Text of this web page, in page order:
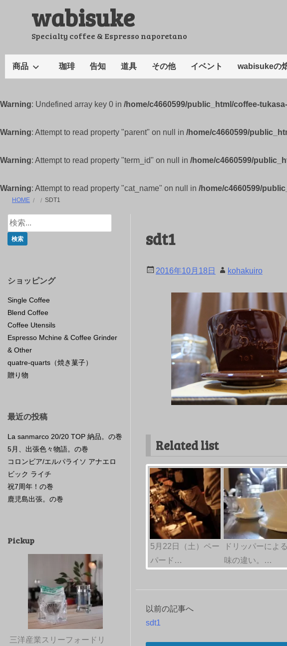
キ
プ
wabisuke
Specialty coffee & Espresso naporetano
商品 珈琲 告知 道具 その他 イベント wabisukeの
Warning: Undefined array key 0 in /home/c4660599/public_html/coffee-
Warning: Attempt to read property "parent" on null in /home/c4660599/
Warning: Attempt to read property "term_id" on null in /home/c4660599/
Warning: Attempt to read property "cat_name" on null in /home/c4660599/
HOME SDT1
sdt1
2016年10月18日 kohakuiro
Related list
5月22日（土）ペー
パード…
ドリッパーによる
味の違い。…
投
以前の記事へ
sdt1
ショッピング
Single Coffee
Blend Coffee
Coffee Utensils
Espresso Mchine & Coffee Grinder
& Other
quatre-quarts（焼き菓子）
贈り物
最近の投稿
La sanmarco 20/20 TOP 納品。の巻
5月、出張色々物語。の巻
コロンビア/エルパライソ アナエロ
ビック ライチ
祝7周年！の巻
鹿児島出張。の巻
Pickup
三洋産業スリーフォードリ